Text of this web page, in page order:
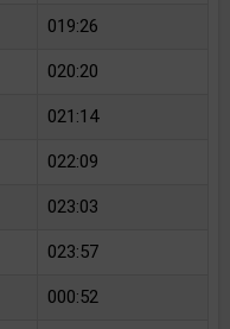
019:26
020:20
021:14
022:09
023:03
023:57
000:52